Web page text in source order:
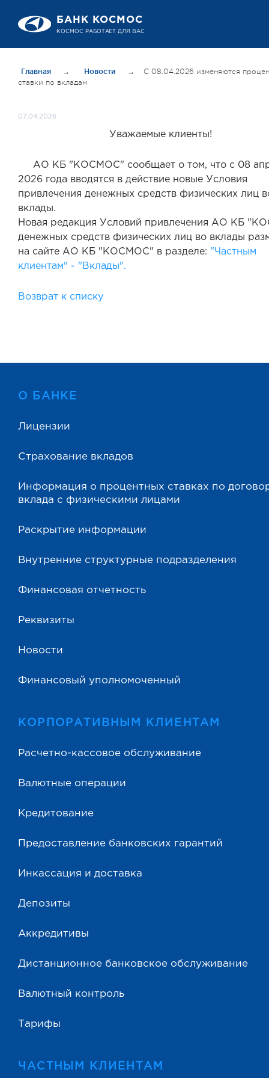
БАНК КОСМОС
Главная → Новости →
С 08.04.2026 изменяются
ставки по вкладам
07.04.2026
Уважаемые клиенты!
АО КБ "КОСМОС" сообщает о том, что с 08
2026 года вводятся в действие новые Условия
привлечения денежных средств физических лиц
вклады.
Новая редакция Условий привлечения АО КБ
денежных средств физических лиц во вклады
на сайте АО КБ "КОСМОС" в разделе: "Частным
клиентам" - "Вклады".
Возврат к списку
О БАНКЕ
Лицензии
Страхование вкладов
Информация о процентных ставках по
вклада с физическими лицами
Раскрытие информации
Внутренние структурные подразделения
Финансовая отчетность
Реквизиты
Новости
Финансовый уполномоченный
КОРПОРАТИВНЫМ КЛИЕНТАМ
Расчетно-кассовое обслуживание
Валютные операции
Кредитование
Предоставление банковских гарантий
Инкассация и доставка
Депозиты
Аккредитивы
Дистанционное банковское обслуживание
Валютный контроль
Тарифы
ЧАСТНЫМ КЛИЕНТАМ